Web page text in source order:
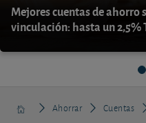
Mejores cuentas de ahorro
vinculación: hasta un 2,5%
Ahorrar Cuentas